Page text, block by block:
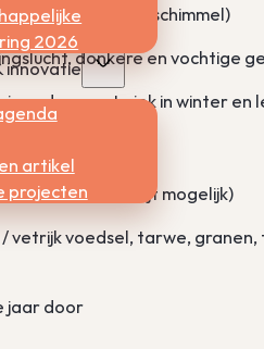
2026
innovatie
artikel
projecten
(blauwgroene schimmel)
donkere en vochtige
jaar door met piek in winter en
met huisstofmijt mogelijk)
vetrijk voedsel, tarwe,
jaar door